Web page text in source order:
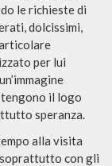
le richieste di
dolcissimi,
per lui
il logo
speranza.
alla visita
con gli